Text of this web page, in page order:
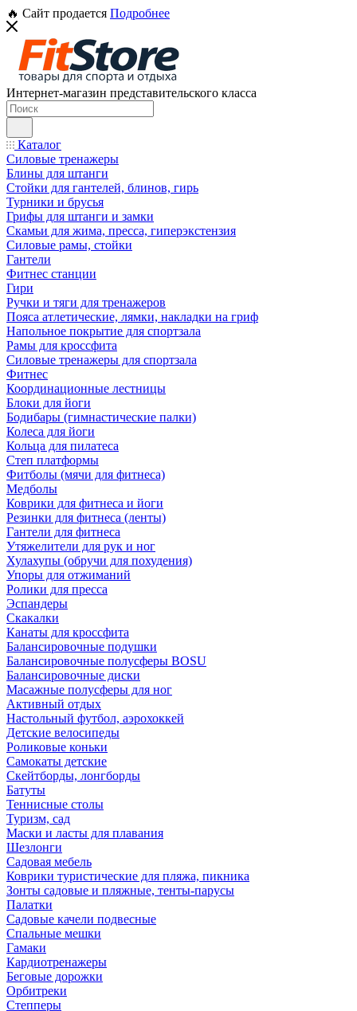
🔥 Сайт продается Подробнее
Интернет-магазин представительского класса
Каталог
Силовые тренажеры
Блины для штанги
Стойки для гантелей, блинов, гирь
Турники и брусья
Грифы для штанги и замки
Скамьи для жима, пресса, гиперэкстензия
Силовые рамы, стойки
Гантели
Фитнес станции
Гири
Ручки и тяги для тренажеров
Пояса атлетические, лямки, накладки на гриф
Напольное покрытие для спортзала
Рамы для кроссфита
Силовые тренажеры для спортзала
Фитнес
Координационные лестницы
Блоки для йоги
Бодибары (гимнастические палки)
Колеса для йоги
Кольца для пилатеса
Степ платформы
Фитболы (мячи для фитнеса)
Медболы
Коврики для фитнеса и йоги
Резинки для фитнеса (ленты)
Гантели для фитнеса
Утяжелители для рук и ног
Хулахупы (обручи для похудения)
Упоры для отжиманий
Ролики для пресса
Эспандеры
Скакалки
Канаты для кроссфита
Балансировочные подушки
Балансировочные полусферы BOSU
Балансировочные диски
Масажные полусферы для ног
Активный отдых
Настольный футбол, аэрохоккей
Детские велосипеды
Роликовые коньки
Самокаты детские
Скейтборды, лонгборды
Батуты
Теннисные столы
Туризм, сад
Маски и ласты для плавания
Шезлонги
Садовая мебель
Коврики туристические для пляжа, пикника
Зонты садовые и пляжные, тенты-парусы
Палатки
Садовые качели подвесные
Спальные мешки
Гамаки
Кардиотренажеры
Беговые дорожки
Орбитреки
Степперы